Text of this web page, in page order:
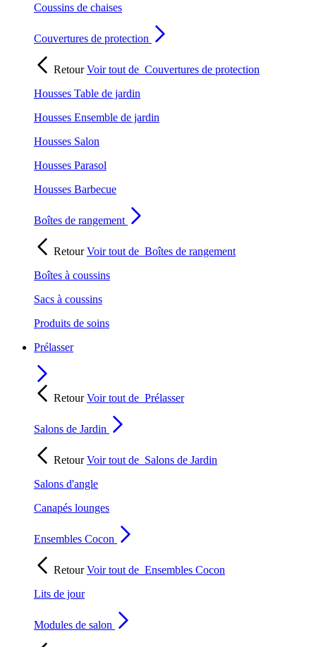
Coussins de chaises
Couvertures de protection
RetourVoir tout de Couvertures de protection
Housses Table de jardin
Housses Ensemble de jardin
Housses Salon
Housses Parasol
Housses Barbecue
Boîtes de rangement
RetourVoir tout de Boîtes de rangement
Boîtes à coussins
Sacs à coussins
Produits de soins
Prélasser
RetourVoir tout de Prélasser
Salons de Jardin
RetourVoir tout de Salons de Jardin
Salons d'angle
Canapés lounges
Ensembles Cocon
RetourVoir tout de Ensembles Cocon
Lits de jour
Modules de salon